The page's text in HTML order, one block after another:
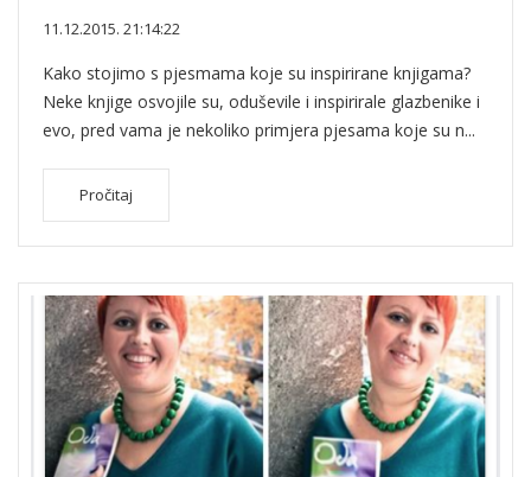
11.12.2015. 21:14:22
Kako stojimo s pjesmama koje su inspirirane knjigama?
Neke knjige osvojile su, oduševile i inspirirale glazbenike i
evo, pred vama je nekoliko primjera pjesama koje su n...
Pročitaj